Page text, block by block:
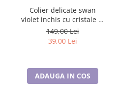
Cadouri pentru Sfânta Maria
Colier delicate swan
violet inchis cu cristale si
placat cu aur
149,00 Lei
39,00 Lei
ADAUGA IN COS